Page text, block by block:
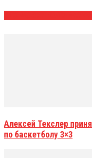
Алексей Текслер
по баскетболу 3×3